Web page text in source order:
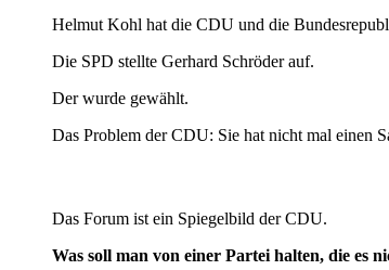
Helmut Kohl hat die CDU und die
Die SPD stellte Gerhard Schröder auf.
Der wurde gewählt.
Das Problem der CDU: Sie hat nicht mal einen
Das Forum ist ein Spiegelbild der CDU.
Was soll man von einer Partei halten, die es